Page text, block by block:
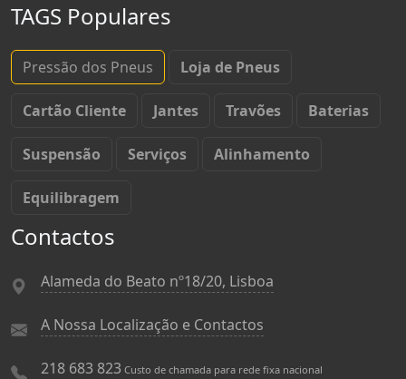
TAGS Populares
Pressão dos Pneus Loja de Pneus
Cartão Cliente Jantes Travões Baterias
Suspensão Serviços Alinhamento
Equilibragem
Contactos
Alameda do Beato nº18/20, Lisboa
A Nossa Localização e Contactos
218 683 823 Custo de chamada para rede fixa nacional